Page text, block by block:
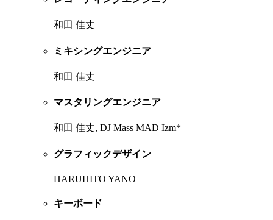
和田 佳丈
ミキシングエンジニア
和田 佳丈
マスタリングエンジニア
和田 佳丈, DJ Mass MAD Izm*
グラフィックデザイン
HARUHITO YANO
キーボード